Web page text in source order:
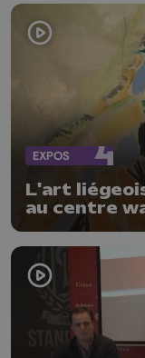
EXPOS
L'art
au centre